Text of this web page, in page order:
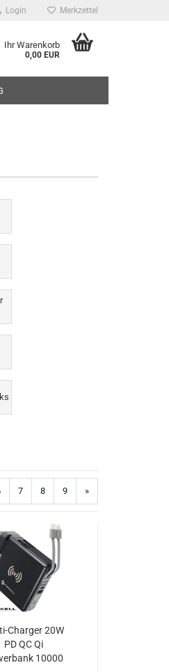
Login Merkzettel
Ihr Warenkorb
0,00 EUR
7 8 9 »
Charger 20W
PD QC Qi
10000